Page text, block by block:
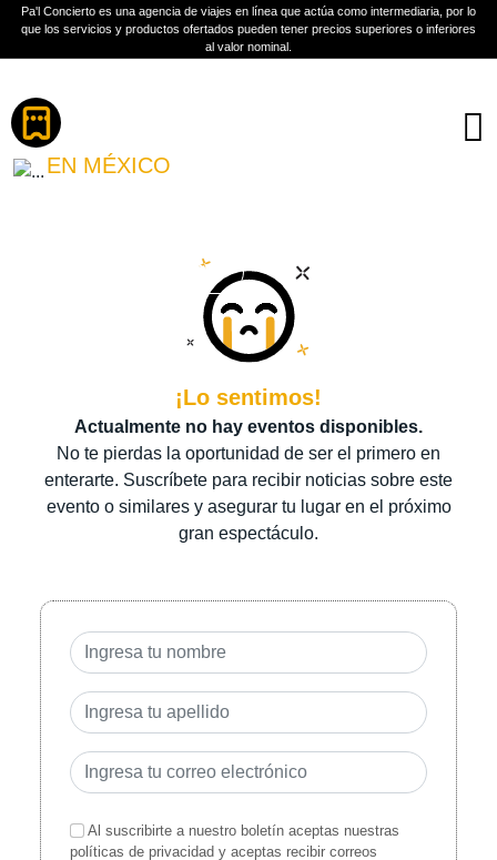
Pa'l Concierto es una agencia de viajes en línea que actúa como intermediaria, por lo
que los servicios y productos ofertados pueden tener precios superiores o inferiores
al valor nominal.
VAGÓN CHICANO
EN MÉXICO
Más información
¡Lo sentimos!
Actualmente no hay eventos disponibles.
No te pierdas la oportunidad de ser el primero en
enterarte. Suscríbete para recibir noticias sobre este
evento o similares y asegurar tu lugar en el próximo
gran espectáculo.
Al suscribirte a nuestro boletín aceptas nuestras
políticas de privacidad y aceptas recibir correos